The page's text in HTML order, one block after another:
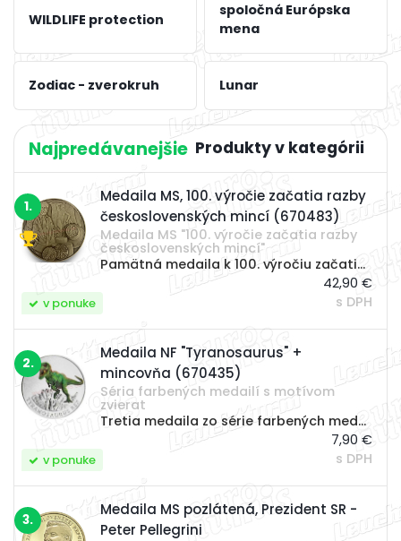
WILDLIFE protection
spoločná Európska
mena
Zodiac - zverokruh Lunar
Najpredávanejšie
1.
Medaila MS, 100. výročie začatia razby
československých mincí (670483)
Medaila MS "100. výročie začatia razby
československých mincí"
v ponuke
Pamätná medaila k 100. výročiu začatia razby prvých československých mincí v Mincovni Kremnica. V roku 1921 boli na Vulkánoch razené prvé 20 a 50 halierové mince. Mincovňa Kremnica si túto udalosť pripomína vydaním zlatej a striebornej medaily s...
42,90 €
s DPH
2.
Medaila NF "Tyranosaurus" +
mincovňa (670435)
Séria farbených medailí s motívom
zvierat
v ponuke
Tretia medaila zo série farbených medailí s motívom zvierat, zameraná na motív - tyranosaurus. Na medailu "tyranosaurus" bola použitá unikátna ceninová farba s opticky variabilnými vlastnosťami - medaila mení farbu pri nasvietení ultrafialovým...
7,90 €
s DPH
3.
Medaila MS pozlátená, Prezident SR -
Peter Pellegrini